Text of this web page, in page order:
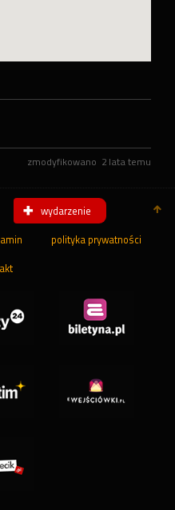
zmodyfikowano 2 lata temu
wydarzenie
polityka prywatności